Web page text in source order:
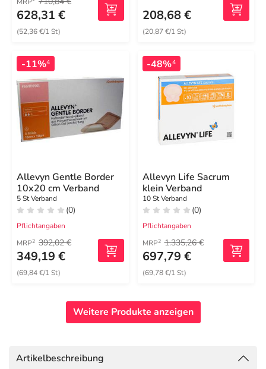
628,31 €
(52,36 €/1 St)
208,68 €
(20,87 €/1 St)
-11%4
Allevyn Gentle Border
10x20 cm Verband
5 St Verband
(0)
Pflichtangaben
MRP2 392,02 €
349,19 €
(69,84 €/1 St)
-48%4
Allevyn Life Sacrum
klein Verband
10 St Verband
(0)
Pflichtangaben
MRP2 1.335,26 €
697,79 €
(69,78 €/1 St)
Weitere Produkte anzeigen
Artikelbeschreibung